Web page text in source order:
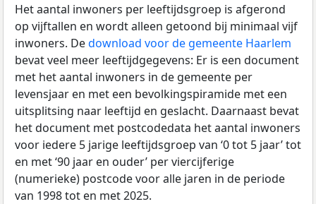
Het aantal inwoners per leeftijdsgroep is afgerond
op vijftallen en wordt alleen getoond bij minimaal vijf
inwoners. Dedownload voor de gemeente Haarlem
bevat veel meer leeftijdgegevens: Er is een document
met het aantal inwoners in de gemeente per
levensjaar en met een bevolkingspiramide met een
uitsplitsing naar leeftijd en geslacht. Daarnaast bevat
het document met postcodedata het aantal inwoners
voor iedere 5 jarige leeftijdsgroep van ‘0 tot 5 jaar’ tot
en met ‘90 jaar en ouder’ per viercijferige
(numerieke) postcode voor alle jaren in de periode
van 1998 tot en met 2025.